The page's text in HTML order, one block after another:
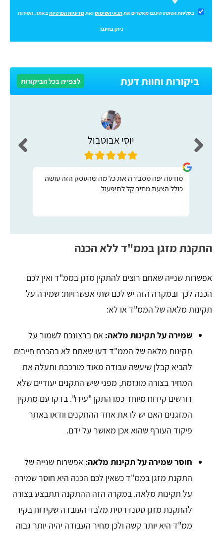
בשליחת הטופס הינכם מאשרים את תנאי השימושואת מדיניות הפרטיות באתר. השירות
ניתן בחינם!
ביקורות וחוות דעת לצפייה בכל הביקורות
יוסי אבוטבול
מודעה יפה מסבירה את כל מה שהעסק הזה עושה
כולל הצעת מחיר קל לתיפעול.
התקנת מזגן בממ"ד ללא הכנה
אפשרות שנייה שאתם רוצים להתקין מזגן בממ"ד ואין לכם
הכנה לכך ובמקרה הזה יש לכם שתי אפשרויות: שמירה על
תקינות מלאה של הממ"ד או לא:
שמירה על תקינות מלאה: אם ברצונכם לשמור על
תקינות מלאה של הממ"ד דעו שאתם לא בהכרח חייבים
להביא קבלן שיעשה עבודה מאוד מורכבת ותעלה את
המחיר בצורה מוגזמת, מפני שיש התקנים יעודיים שלא
דורשים קידוח מיוחד כמו התקן "עידו". בדקו עם מתקין
המזגנים האם יש לו את אחד ההתקנים וודאו באתר
פיקוד העורף שהוא אכן מאושר על ידם.
חוסר שמירה על תקינות מלאה: אפשרות שנייה של
התקנת מזגן בממ"ד כשאין לכם הכנה היא חוסר שמירה
על תקינות מלאה. במקרה הזה ההתקנה תתבצע בצורה
להתקנת מזגן סטנדרטית מלבד העובדה שקידוח בקיר
ממ"ד היא יותר קשה ולכן מחיר העבודה יהיה יותר גבוה